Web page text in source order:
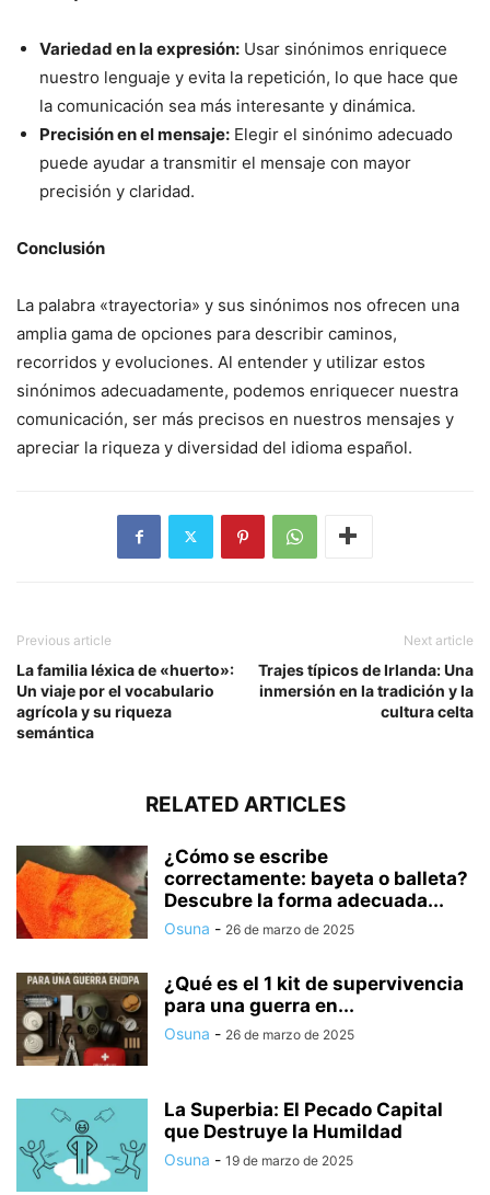
Variedad en la expresión: Usar sinónimos enriquece
nuestro lenguaje y evita la repetición, lo que hace que
la comunicación sea más interesante y dinámica.
Precisión en el mensaje: Elegir el sinónimo adecuado
puede ayudar a transmitir el mensaje con mayor
precisión y claridad.
Conclusión
La palabra «trayectoria» y sus sinónimos nos ofrecen una
amplia gama de opciones para describir caminos,
recorridos y evoluciones. Al entender y utilizar estos
sinónimos adecuadamente, podemos enriquecer nuestra
comunicación, ser más precisos en nuestros mensajes y
apreciar la riqueza y diversidad del idioma español.
Previous article
La familia léxica de «huerto»:
Un viaje por el vocabulario
agrícola y su riqueza
semántica
Next article
Trajes típicos de Irlanda: Una
inmersión en la tradición y la
cultura celta
RELATED ARTICLES
¿Cómo se escribe
correctamente: bayeta o balleta?
Descubre la forma adecuada...
Osuna - 26 de marzo de 2025
¿Qué es el 1 kit de supervivencia
para una guerra en...
Osuna - 26 de marzo de 2025
La Superbia: El Pecado Capital
que Destruye la Humildad
Osuna - 19 de marzo de 2025